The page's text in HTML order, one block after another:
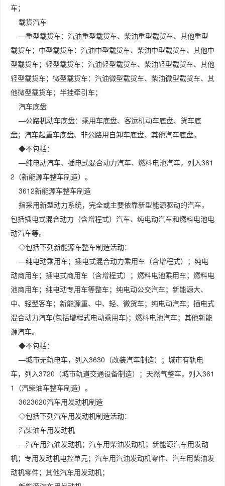
车；
载货汽车
—重型载货车：汽油重型载货车、柴油重型载货车、其他重型
载货车；中型载货车：汽油中型载货车、柴油中型载货车、其他中
型载货车；轻型载货车：汽油轻型载货车、柴油轻型载货车、其他
轻型载货车；微型载货车：汽油微型载货车、柴油微型载货车、其
他微型载货车；半挂牵引车；
汽车底盘
—公路机动车底盘：乘用车底盘、客运机动车底盘、货车底
盘；汽车起重车底盘、非公路用自卸车底盘、其他汽车底盘。
◆不包括：
—纯电动汽车、插电式混合动力汽车、燃料电池汽车，列入361
2（新能源车整车制造）。
3612新能源车整车制造
指采用新型动力系统，完全或主要依靠新型能源驱动的汽车，
包括插电式混合动力（含增程式）汽车、纯电动汽车和燃料电池电
动汽车等。
◇包括下列新能源车整车制造活动：
—纯电动乘用车；插电式混合动力乘用车（含增程式）；纯电
动商用车；插电式商用车（含增程式）；燃料电池乘用车；燃料电
池商用车；纯电动专用车等整车；纯电动公交汽车；新能源大、
中、轻型客车；新能源重、中、轻、微货车；纯电动汽车；插电式
混合动力汽车(包括增程式电动乘用车)；燃料电池汽车；其他新能
源汽车。
◆不包括：
—城市无轨电车，列入3630（改装汽车制造）；城市有轨电
车，列入3720（城市轨道交通设备制造）；天然气整车，列入361
1（汽柴油车整车制造）。
3623620汽车用发动机制造
◇包括下列汽车用发动机制造活动：
汽柴油车用发动机
—汽车用汽油发动机；汽车用柴油发动机；新能源汽车用发动
机；专用发动机电控单元；汽车用汽油发动机零件、汽车用柴油发
动机零件；其他汽车用发动机；